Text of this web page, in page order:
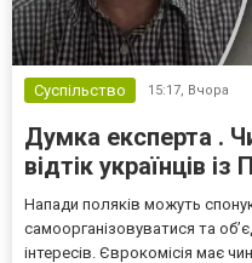
Суспільство 15:17, Вчора
Думка експерта .
відтік українців
Напади поляків можуть
самоорганізовуватися та
інтересів. Єврокомісія має